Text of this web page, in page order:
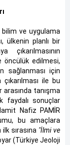
ve uygulama
ülkenin planlı bir
çıkarılmasının
öncülük edilmesi,
sağlanması için
ile bu
arasında tanışma
faydalı sonuçlar
Nafiz PAMİR
bu amaçlara
sırasına "İlmi ve
(Türkiye Jeoloji